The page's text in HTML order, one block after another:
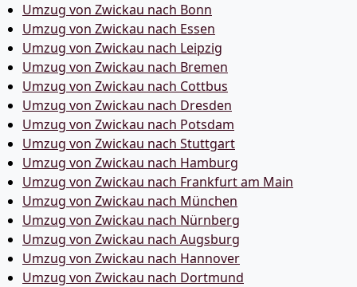
Umzug von Zwickau nach Bonn
Umzug von Zwickau nach Essen
Umzug von Zwickau nach Leipzig
Umzug von Zwickau nach Bremen
Umzug von Zwickau nach Cottbus
Umzug von Zwickau nach Dresden
Umzug von Zwickau nach Potsdam
Umzug von Zwickau nach Stuttgart
Umzug von Zwickau nach Hamburg
Umzug von Zwickau nach Frankfurt am Main
Umzug von Zwickau nach München
Umzug von Zwickau nach Nürnberg
Umzug von Zwickau nach Augsburg
Umzug von Zwickau nach Hannover
Umzug von Zwickau nach Dortmund